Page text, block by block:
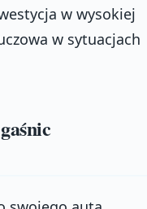
w wysokiej
w sytuacjach